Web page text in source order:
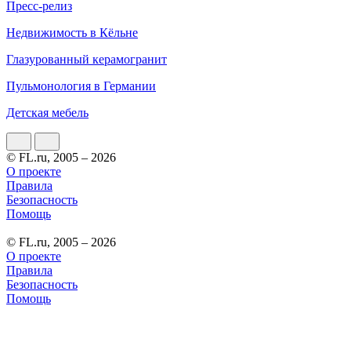
Пресс-релиз
Недвижимость в Кёльне
Глазурованный керамогранит
Пульмонология в Германии
Детская мебель
© FL.ru, 2005 – 2026
О проекте
Правила
Безопасность
Помощь
© FL.ru, 2005 – 2026
О проекте
Правила
Безопасность
Помощь